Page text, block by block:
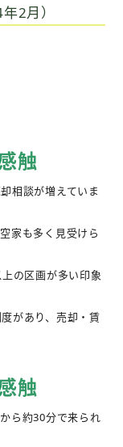
2月）
触
相談が増えていま
家も多く見受けら
の区画が多い印象
があり、売却・賃
触
ら約30分で来られ